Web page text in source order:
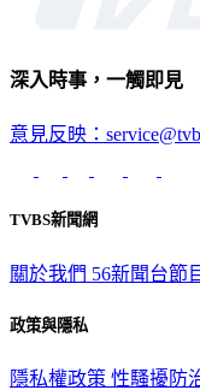
深入時事，一觸即見
意見反映：
TVBS新聞網
關於我們 56新聞台節
政策與隱私
隱私權政策 性騷擾防